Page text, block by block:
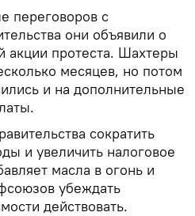
переговоров с
они объявили о
акции протеста. Шахтеры
месяцев, но потом
и на дополнительные
сократить
и увеличить налоговое
масла в огонь и
убеждать
действовать.